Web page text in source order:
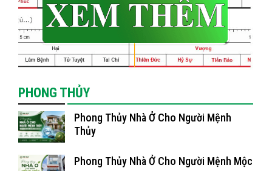
PHONG THỦY
Phong Thủy Nhà Ở Cho Người Mệnh
Thủy
Phong Thủy Nhà Ở Cho Người Mệnh Mộc